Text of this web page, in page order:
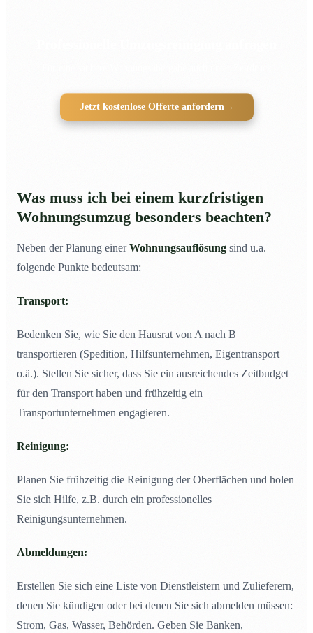
Jetzt kostenlose Offerte anfordern→
Was muss ich bei einem kurzfristigen
Wohnungsumzug besonders beachten?
Neben der Planung einerWohnungsauflösung sind u.a.
folgende Punkte bedeutsam:
Transport:
Bedenken Sie, wie Sie den Hausrat von A nach B
transportieren (Spedition, Hilfsunternehmen, Eigentransport
o.ä.). Stellen Sie sicher, dass Sie ein ausreichendes Zeitbudget
für den Transport haben und frühzeitig ein
Transportunternehmen engagieren.
Reinigung:
Planen Sie frühzeitig die Reinigung der Oberflächen und holen
Sie sich Hilfe, z.B. durch ein professionelles
Reinigungsunternehmen.
Abmeldungen:
Erstellen Sie sich eine Liste von Dienstleistern und Zulieferern,
denen Sie kündigen oder bei denen Sie sich abmelden müssen:
Strom, Gas, Wasser, Behörden. Geben Sie Banken,